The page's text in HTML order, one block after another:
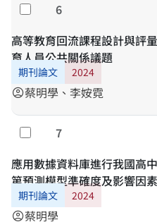
Select
6
高等教育回流課程設計與評
育人員公共關係議題
期刊論文 2024
account_circle蔡明學、李姲霓
Select
7
應用數據資料庫進行我國高
第預測模型準確度及影響因
期刊論文 2024
account_circle蔡明學